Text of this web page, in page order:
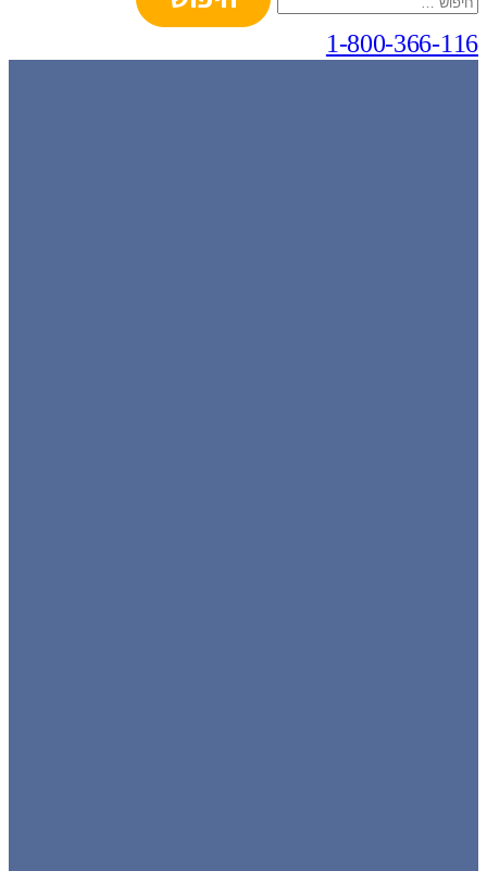
1-800-366-116